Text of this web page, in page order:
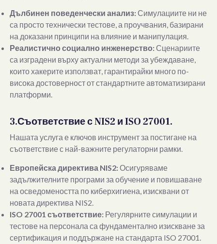
Дълбинен поведенчески анализ: Симулациите ни не
са просто технически тестове, а проучвания, базирани
на доказани принципи на влияние и манипулация.
Реалистично социално инженерство: Сценариите
са изградени върху актуални методи за убеждаване,
които хакерите използват, гарантирайки много по-
висока достоверност от стандартните автоматизирани
платформи.
3.Съответствие с NIS2 и ISO 27001.
Нашата услуга е ключов инструмент за постигане на
съответствие с най-важните регулаторни рамки.
Европейска директива NIS2:Осигуряваме
задължителните програми за обучение и повишаване
на осведомеността по киберхигиена, изисквани от
новата директива NIS2.
ISO 27001 съответствие: Регулярните симулации и
тестове на персонала са фундаментално изискване за
сертификация и поддържане на стандарта ISO 27001.